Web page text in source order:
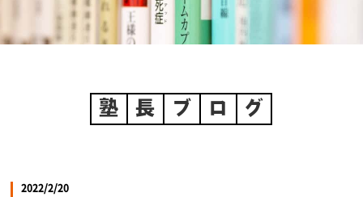
塾 長 ブ ロ グ
2022/2/20